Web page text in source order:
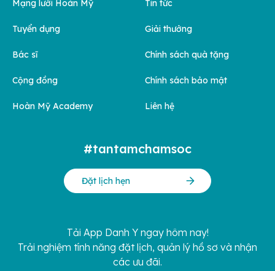
Mạng lưới Hoàn Mỹ
Tuyển dụng
Bác sĩ
Cộng đồng
Hoàn Mỹ Academy
Tin tức
Giải thưởng
Chính sách quà tặng
Chính sách bảo mật
Liên hệ
#tantamchamsoc
Đặt lịch hẹn
Tải App Danh Y ngay hôm nay!
Trải nghiệm tính năng đặt lịch, quản lý hồ sơ và nhận
các ưu đãi.